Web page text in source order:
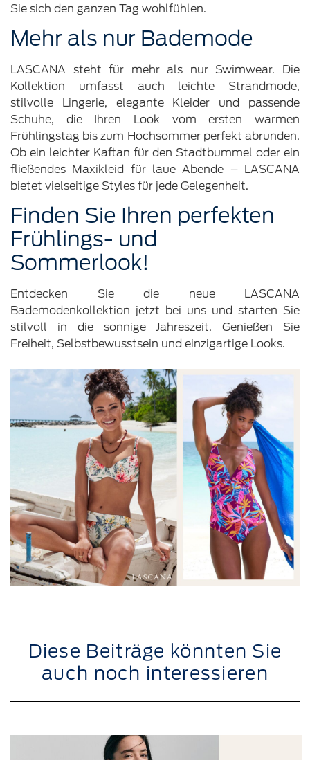
Sie sich den ganzen Tag wohlfühlen.
Mehr als nur Bademode
LASCANA steht für mehr als nur Swimwear. Die
Kollektion umfasst auch leichte Strandmode,
stilvolle Lingerie, elegante Kleider und passende
Schuhe, die Ihren Look vom ersten warmen
Frühlingstag bis zum Hochsommer perfekt abrunden.
Ob ein leichter Kaftan für den Stadtbummel oder ein
fließendes Maxikleid für laue Abende – LASCANA
bietet vielseitige Styles für jede Gelegenheit.
Finden Sie Ihren perfekten
Frühlings- und
Sommerlook!
Entdecken Sie die neue LASCANA
Bademodenkollektion jetzt bei uns und starten Sie
stilvoll in die sonnige Jahreszeit. Genießen Sie
Freiheit, Selbstbewusstsein und einzigartige Looks.
Diese Beiträge könnten Sie
auch noch interessieren